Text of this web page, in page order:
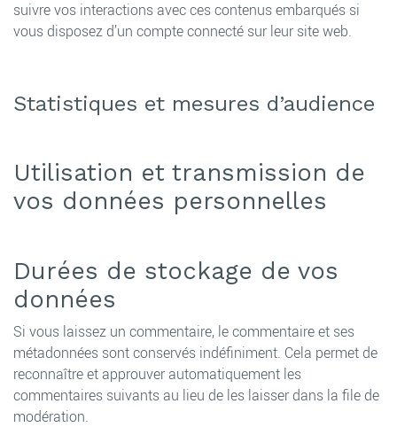
suivre vos interactions avec ces contenus embarqués si
vous disposez d’un compte connecté sur leur site web.
Statistiques et mesures d’audience
Utilisation et transmission de
vos données personnelles
Durées de stockage de vos
données
Si vous laissez un commentaire, le commentaire et ses
métadonnées sont conservés indéfiniment. Cela permet de
reconnaître et approuver automatiquement les
commentaires suivants au lieu de les laisser dans la file de
modération.